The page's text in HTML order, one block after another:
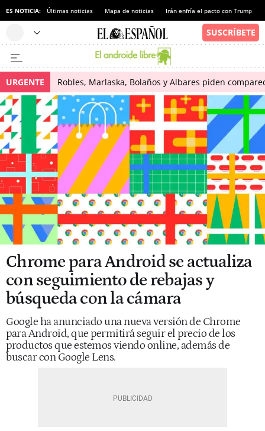
ES NOTICIA: Últimas noticias Mapa de noticias Irán enfría el pacto con Trump
URGENTE Robles, Marlaska, Bolaños y Albares piden
Chrome para Android se actualiza
con seguimiento de rebajas y
búsqueda con la cámara
Google ha anunciado una nueva versión de Chrome
para Android, que permitirá seguir el precio de los
productos que estemos viendo online, además de
buscar con Google Lens.